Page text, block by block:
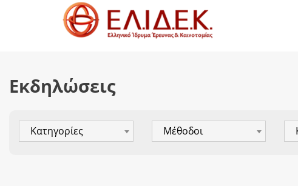
Εκδηλώσεις
Κατηγορίες Μέθοδοι